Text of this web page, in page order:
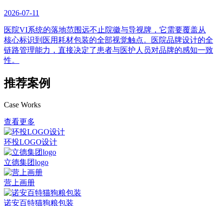
2026-07-11
医院VI系统的落地范围远不止院徽与导视牌，它需要覆盖从
核心标识到医用耗材包装的全部视觉触点。医院品牌设计的全
链路管理能力，直接决定了患者与医护人员对品牌的感知一致
性。
推荐案例
Case Works
查看更多
环投LOGO设计
立德集团logo
营上画册
诺安百特猫狗粮包装